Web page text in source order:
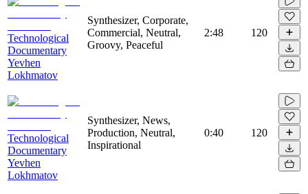
Technological
Documentary
Yevhen
Lokhmatov
Synthesizer, Corporate,
Commercial, Neutral,
Groovy, Peaceful
2:48 120
Technological
Documentary
Yevhen
Lokhmatov
Synthesizer, News,
Production, Neutral,
Inspirational
0:40 120